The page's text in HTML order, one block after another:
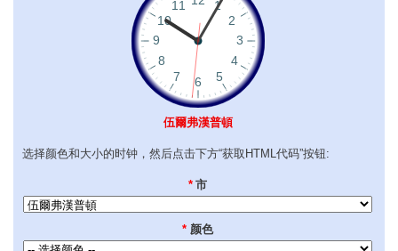
伍爾弗漢普頓
选择颜色和大小的时钟，然后点击下方“获取HTML代码”按钮:
* 市
* 颜色